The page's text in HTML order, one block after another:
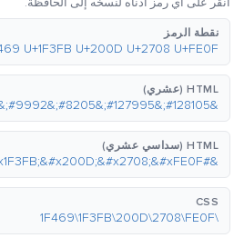
نقطة الرمز
U+1F3FB U+200D U+2708 U+FE0F
HTML (عشري)
&#128105;&#127995;&#8205;&#9992;&#65039;
HTML (سداسي عشري)
&#x1F469;&#x1F3FB;&#x200D;&#x2708;&#xFE0F;
CSS
\1F469\1F3FB\200D\2708\FE0F